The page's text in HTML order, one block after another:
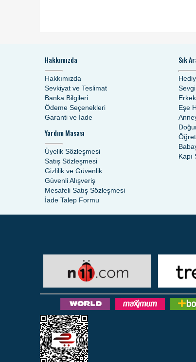
Hakkımızda
Hakkımızda
Sevkiyat ve Teslimat
Banka Bilgileri
Ödeme Seçenekleri
Garanti ve İade
Yardım Masası
Üyelik Sözleşmesi
Satış Sözleşmesi
Gizlilik ve Güvenlik
Güvenli Alışveriş
Mesafeli Satış Sözleşmesi
İade Talep Formu
Sık
Eşe
Kapı